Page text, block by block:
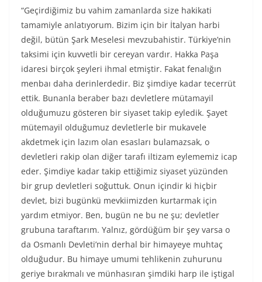
“Geçirdiğimiz bu vahim zamanlarda size hakikati
tamamiyle anlatıyorum. Bizim için bir İtalyan harbi
değil, bütün Şark Meselesi mevzubahistir. Türkiye’nin
taksimi için kuvvetli bir cereyan vardır. Hakka Paşa
idaresi birçok şeyleri ihmal etmiştir. Fakat fenalığın
menbaı daha derinlerdedir. Biz şimdiye kadar tecerrüt
ettik. Bunanla beraber bazı devletlere mütamayil
olduğumuzu gösteren bir siyaset takip eyledik. Şayet
mütemayil olduğumuz devletlerle bir mukavele
akdetmek için lazım olan esasları bulamazsak, o
devletleri rakip olan diğer tarafı iltizam eylememiz icap
eder. Şimdiye kadar takip ettiğimiz siyaset yüzünden
bir grup devletleri soğuttuk. Onun içindir ki hiçbir
devlet, bizi bugünkü mevkiimizden kurtarmak için
yardım etmiyor. Ben, bugün ne bu ne şu; devletler
grubuna taraftarım. Yalnız, gördüğüm bir şey varsa o
da Osmanlı Devleti’nin derhal bir himayeye muhtaç
olduğudur. Bu himaye umumi tehlikenin zuhurunu
geriye bırakmalı ve münhasıran şimdiki harp ile iştigal